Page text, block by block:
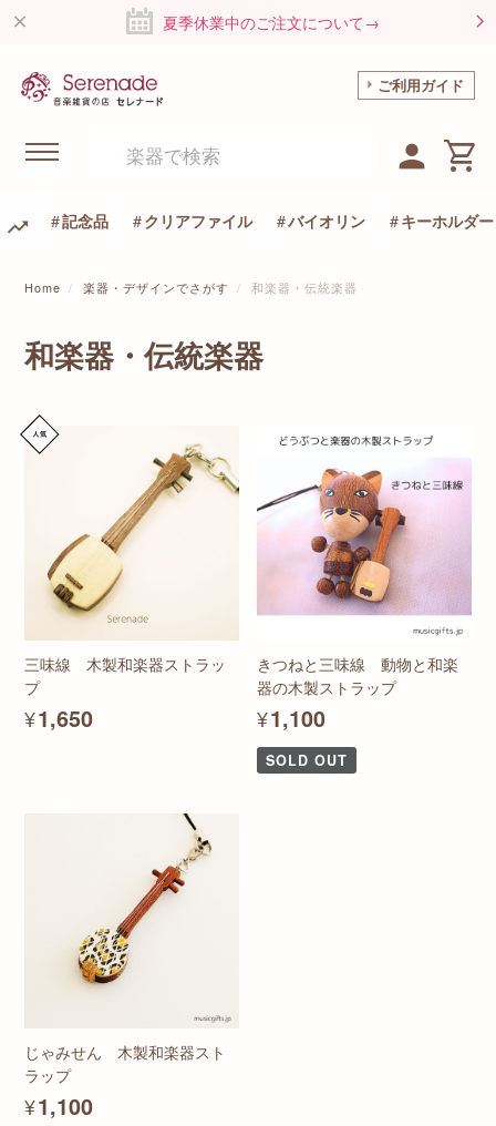
夏季休業中のご注文について→
ご利用ガイド
記念品 クリアファイル バイオリン キーホルダー
Home 楽器・デザインでさがす 和楽器・伝統楽器
和楽器・伝統楽器
三味線 木製和楽器ストラッ
プ
¥1,650
きつねと三味線 動物と和楽
器の木製ストラップ
¥1,100
SOLD OUT
じゃみせん 木製和楽器スト
ラップ
¥1,100